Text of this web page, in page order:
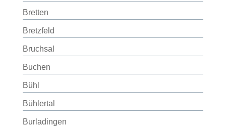
Bretten
Bretzfeld
Bruchsal
Buchen
Bühl
Bühlertal
Burladingen